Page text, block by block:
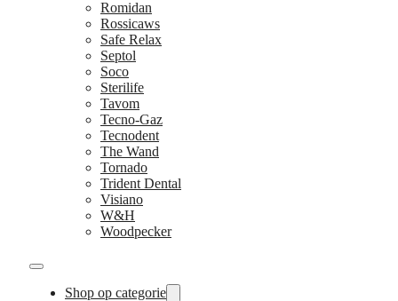
Romidan
Rossicaws
Safe Relax
Septol
Soco
Sterilife
Tavom
Tecno-Gaz
Tecnodent
The Wand
Tornado
Trident Dental
Visiano
W&H
Woodpecker
Shop op categorie